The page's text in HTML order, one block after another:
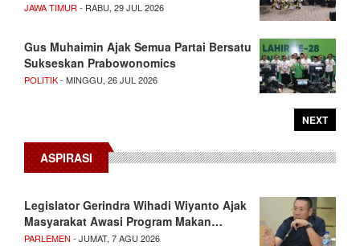
JAWA TIMUR - RABU, 29 JUL 2026
Gus Muhaimin Ajak Semua Partai Bersatu
Sukseskan Prabowonomics
POLITIK- MINGGU, 26 JUL 2026
NEXT
ASPIRASI
Legislator Gerindra Wihadi Wiyanto Ajak
Masyarakat Awasi Program Makan…
PARLEMEN - JUMAT, 7 AGU 2026